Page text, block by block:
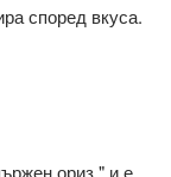
според вкуса.
ориз " и е